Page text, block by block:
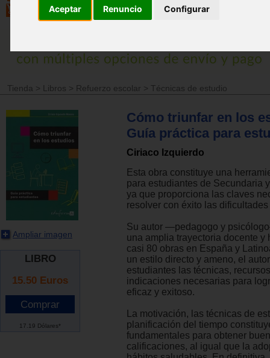
Aceptar Renuncio Configurar
Tienda > Libros > Refuerzo escolar > Técnicas de estudio
Ampliar imagen
LIBRO
15.50 Euros
17.19 Dólares*
Cómo triunfar en los
Guía práctica para
Ciriaco Izquierdo
Esta obra constituye una
para estudiantes de Secundaria
ya que proporciona las claves
resolver con éxito las
Su autor —pedagogo y
una amplia trayectoria docente y
casi 80 obras en España y
un estilo directo y ameno, el
estudiantes las técnicas,
indicaciones necesarias para
eficaz y exitoso.
La motivación, las técnicas de
planificación del tiempo
fundamentales para obtener
calificaciones, al igual que la